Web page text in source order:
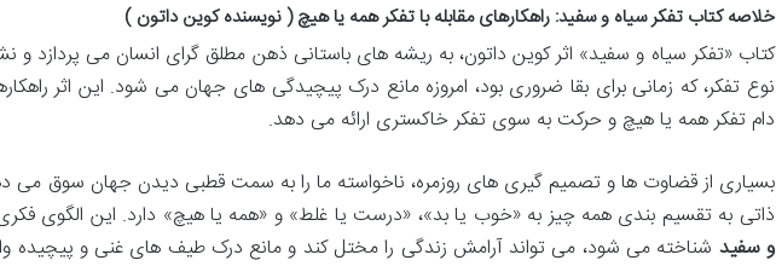
خلاصه کتاب تفکر سیاه و سفید: راهکارهای مقابله با تفکر همه یا هیچ ( نویسنده کوین داتون )
کتاب «تفکر سیاه و سفید» اثر کوین داتون، به ریشه های باستانی ذهن مطلق گرای انسان می پردازد
نوع تفکر، که زمانی برای بقا ضروری بود، امروزه مانع درک پیچیدگی های جهان می شود. این اثر
دام تفکر همه یا هیچ و حرکت به سوی تفکر خاکستری ارائه می دهد.
بسیاری از قضاوت ها و تصمیم گیری های روزمره، ناخواسته ما را به سمت قطبی دیدن جهان سوق می
ذاتی به تقسیم بندی همه چیز به «خوب یا بد»، «درست یا غلط» و «همه یا هیچ» دارد. این الگوی
و سفید شناخته می شود، می تواند آرامش زندگی را مختل کند و مانع درک طیف های غنی و پیچیده